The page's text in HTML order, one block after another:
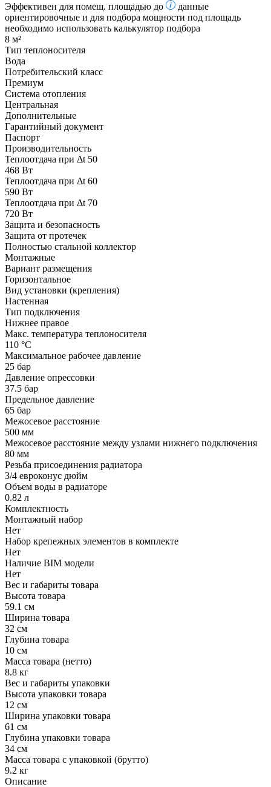
Эффективен для помещ. площадью до
данные
ориентировочные и для подбора мощности под площадь
необходимо использовать калькулятор подбора
8 м²
Тип теплоносителя
Вода
Потребительский класс
Премиум
Система отопления
Центральная
Дополнительные
Гарантийный документ
Паспорт
Производительность
Теплоотдача при Δt 50
468 Вт
Теплоотдача при Δt 60
590 Вт
Теплоотдача при Δt 70
720 Вт
Защита и безопасность
Защита от протечек
Полностью стальной коллектор
Монтажные
Вариант размещения
Горизонтальное
Вид установки (крепления)
Настенная
Тип подключения
Нижнее правое
Макс. температура теплоносителя
110 °С
Максимальное рабочее давление
25 бар
Давление опрессовки
37.5 бар
Предельное давление
65 бар
Межосевое расстояние
500 мм
Межосевое расстояние между узлами нижнего подключения
80 мм
Резьба присоединения радиатора
3/4 евроконус дюйм
Объем воды в радиаторе
0.82 л
Комплектность
Монтажный набор
Нет
Набор крепежных элементов в комплекте
Нет
Наличие BIM модели
Нет
Вес и габариты товара
Высота товара
59.1 см
Ширина товара
32 см
Глубина товара
10 см
Масса товара (нетто)
8.8 кг
Вес и габариты упаковки
Высота упаковки товара
12 см
Ширина упаковки товара
61 см
Глубина упаковки товара
34 см
Масса товара с упаковкой (брутто)
9.2 кг
Описание